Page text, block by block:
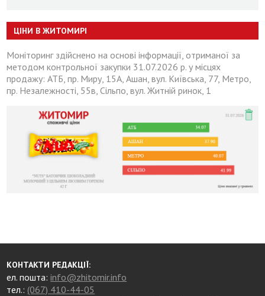
ЦІНИ В ЖИТОМИРІ
Моніторинг здійснено на основі інформації, отриманої за
методом контрольної закупки 31.07.2026 р. у місцях
продажу: АТБ, пр. Миру, 15А, Ашан, вул. Київська, 77, Метро,
пр. Незалежності, 55в, Сільпо, вул. Житній ринок, 1
КОНТАКТИ РЕДАКЦІЇ:
ел. пошта:info@zhitomir.info
тел.: (067) 410-44-05